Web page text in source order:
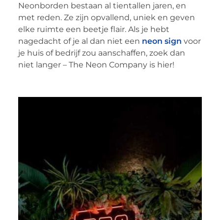
Neonborden bestaan al tientallen jaren, en
met reden. Ze zijn opvallend, uniek en geven
elke ruimte een beetje flair. Als je hebt
nagedacht of je al dan niet een neon sign voor
je huis of bedrijf zou aanschaffen, zoek dan
niet langer – The Neon Company is hier!